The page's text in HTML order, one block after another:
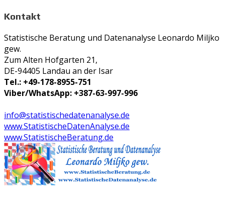
Kontakt
Statistische Beratung und Datenanalyse Leonardo Miljko
gew.
Zum Alten Hofgarten 21,
DE-94405 Landau an der Isar
Tel.: +49-178-8955-751
Viber/WhatsApp: +387-63-997-996
info@statistischedatenanalyse.de
www.StatistischeDatenAnalyse.de
www.StatistischeBeratung.de